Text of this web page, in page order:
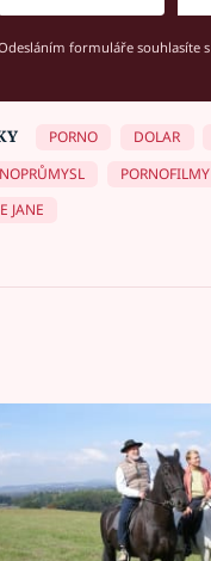
formuláře souhlasíte s
PORNO DOLAR
PORNOFILMY
JANE